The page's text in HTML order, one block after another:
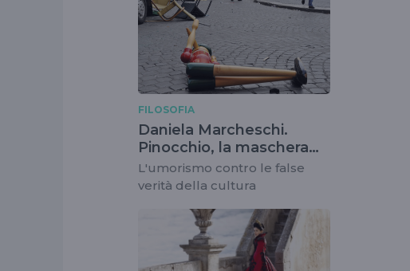
FILOSOFIA
Daniela Marcheschi.
Pinocchio, la maschera
della verità
L'umorismo contro le false
verità della cultura